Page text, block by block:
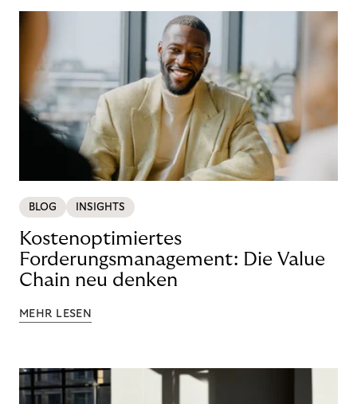
BLOG INSIGHTS
Kostenoptimiertes
Forderungsmanagement: Die Value
Chain neu denken
MEHR LESEN